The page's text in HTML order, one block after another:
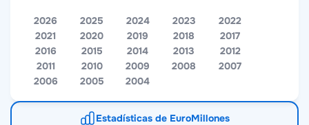
2026 2025 2024 2023
2022
2021
2020 2019 2018
2017
2016
2015 2014 2013
2012
2011
2010 2009 2008
2007
2006
2005 2004
Estadísticas de EuroMillones